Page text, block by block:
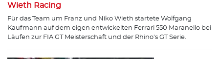
Wieth Racing
Für das Team um Franz und Niko Wieth startete Wolfgang
Kaufmann auf dem eigen entwickelten Ferrari 550 Maranello bei
Läufen zur FIA GT Meisterschaft und der Rhino's GT Serie.